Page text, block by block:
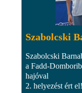
Szabolcski
Szabolcski
a Fadd-
hajóval
2. helyezést ért el!